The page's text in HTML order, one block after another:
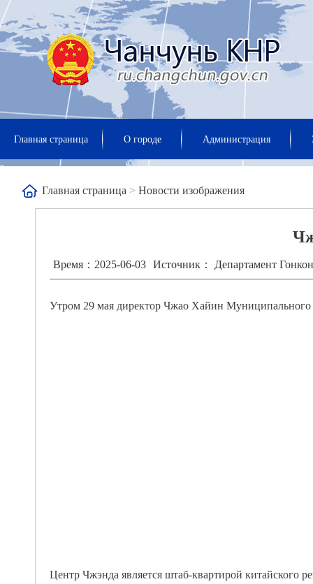
Главная страница О городе Администрация
Главная страница > Новости изображения
Время：2025-06-03 Источник： Департамент
Утром 29 мая директор Чжао Хайин Муниципального
Центр Чжэнда является штаб-квартирой китайского